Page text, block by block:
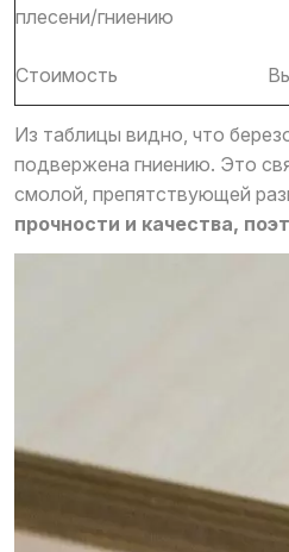
плесени/гниению
Стоимость
Из таблицы видно, что
подвержена гниению. Это
смолой, препятствующей
прочности и качества,